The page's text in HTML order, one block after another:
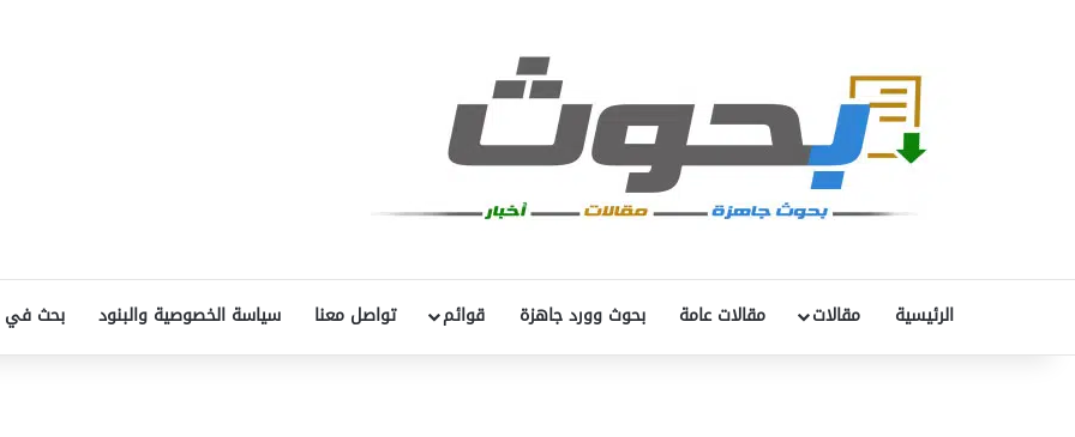
الرئيسية مقالات مقالات عامة بحوث وورد جاهزة قوائم تواصل معنا سياسة الخصوصية والبنود بحث في